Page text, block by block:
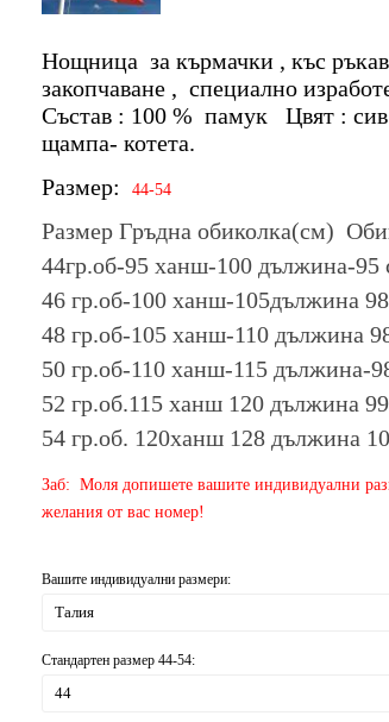
Нощница за кърмачки , къс
закопчаване , специално
Състав : 100 % памук Цвят : сив
щампа- котета.
Размер:
44-54
Размер Гръдна обиколка(см)
44гр.об-95 ханш-100 дължина-95
46 гр.об-100 ханш-105дължина
48 гр.об-105 ханш-110 дължина
50 гр.об-110 ханш-115 дължина-
52 гр.об.115 ханш 120 дължина
54 гр.об. 120ханш 128 дължина
Заб: Моля допишете вашите индивидуални
желания от вас номер!
Вашите индивидуални размери:
Стандартен размер 44-54: